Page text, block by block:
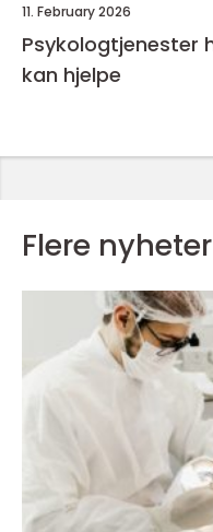
11. February 2026
Psykologtjenester hva de er og hvordan de
kan hjelpe
Flere nyheter